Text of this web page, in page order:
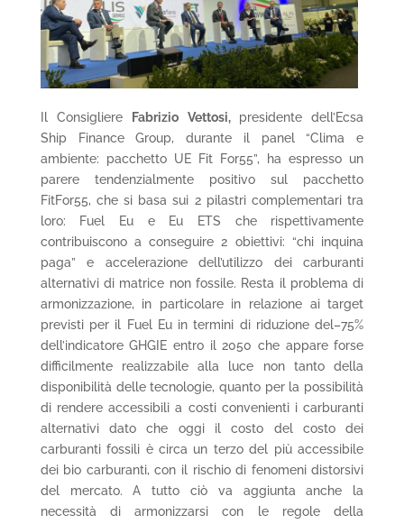
Il Consigliere Fabrizio Vettosi, presidente dell’Ecsa
Ship Finance Group, durante il panel “Clima e
ambiente: pacchetto UE Fit For55”, ha espresso un
parere tendenzialmente positivo sul pacchetto
FitFor55, che si basa sui 2 pilastri complementari tra
loro: Fuel Eu e Eu ETS che rispettivamente
contribuiscono a conseguire 2 obiettivi: “chi inquina
paga” e accelerazione dell’utilizzo dei carburanti
alternativi di matrice non fossile. Resta il problema di
armonizzazione, in particolare in relazione ai target
previsti per il Fuel Eu in termini di riduzione del–75%
dell’indicatore GHGIE entro il 2050 che appare forse
difficilmente realizzabile alla luce non tanto della
disponibilità delle tecnologie, quanto per la possibilità
di rendere accessibili a costi convenienti i carburanti
alternativi dato che oggi il costo del costo dei
carburanti fossili è circa un terzo del più accessibile
dei bio carburanti, con il rischio di fenomeni distorsivi
del mercato. A tutto ciò va aggiunta anche la
necessità di armonizzarsi con le regole della